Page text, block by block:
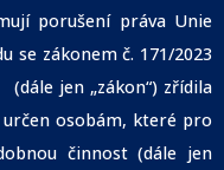
porušení práva Unie
se zákonem č. 171/2023
jen „zákon“) zřídila
osobám, které pro
činnost (dále jen